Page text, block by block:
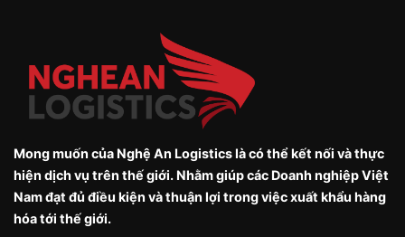
Mong muốn của Nghệ An Logistics là có thể kết nối và thực
hiện dịch vụ trên thế giới. Nhằm giúp các Doanh nghiệp Việt
Nam đạt đủ điều kiện và thuận lợi trong việc xuất khẩu hàng
hóa tới thế giới.